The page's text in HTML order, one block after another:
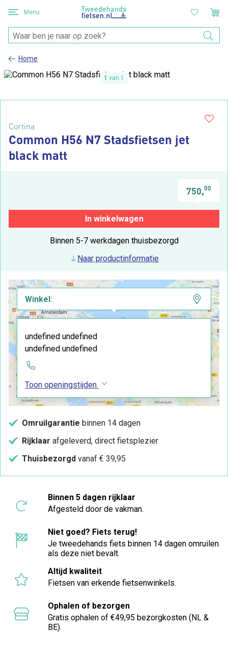
Menu
Home
1 van 1
Cortina
Common H56 N7 Stadsfietsen jet
black matt
750,00
In winkelwagen
Binnen 5-7 werkdagen thuisbezorgd
Naar productinformatie
Winkel:
undefined undefined
undefined undefined
Toon openingstijden
Omruilgarantie binnen 14 dagen
Rijklaar afgeleverd, direct fietsplezier
Thuisbezorgd vanaf € 39,95
Binnen 5 dagen rijklaar
Afgesteld door de vakman.
Niet goed? Fiets terug!
Je tweedehands fiets binnen 14 dagen omruilen
als deze niet bevalt.
Altijd kwaliteit
Fietsen van erkende fietsenwinkels.
Ophalen of bezorgen
Gratis ophalen of €49,95 bezorgkosten (NL &
BE).